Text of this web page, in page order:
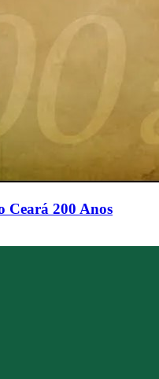
Ceará 200 Anos